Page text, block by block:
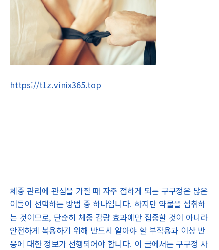
https://t1z.vinix365.top
체중 관리에 관심을 가질 때 자주 접하게 되는 구구정은 많은
이들이 선택하는 방법 중 하나입니다. 하지만 약물을 섭취하
는 것이므로, 단순히 체중 감량 효과에만 집중할 것이 아니라
안전하게 복용하기 위해 반드시 알아야 할 부작용과 이상 반
응에 대한 정보가 선행되어야 합니다. 이 글에서는 구구정 사